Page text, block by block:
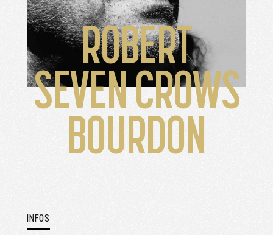
ROBERT
SEVEN CROWS
BOURDON
INFOS